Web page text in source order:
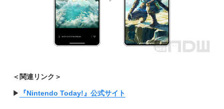
＜関連リンク＞
▶︎ 『Nintendo Today!』公式サイト